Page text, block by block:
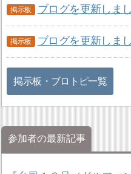
ブログを更新しまし
ブログを更新しまし
掲示板・ブロトピ一覧
参加者の最新記事